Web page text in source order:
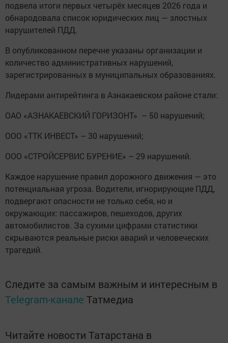
подвела итоги первых четырёх месяцев 2026 года и
обнародовала список юридических лиц — злостных
нарушителей ПДД.
В опубликованном перечне указаны организации и
количество административных нарушений,
зарегистрированных в муниципальных образованиях.
Лидерами антирейтинга в Азнакаевском районе стали:
ОАО «АЗНАКАЕВСКИЙ ГОРИЗОНТ» – 50 нарушений;
ООО «ТТК ИНВЕСТ» – 30 нарушений;
ООО «СТРОЙСЕРВИС БУРЕНИЕ» – 29 нарушений.
Каждое нарушение правил дорожного движения — это
потенциальная угроза. Водители, игнорирующие ПДД,
подвергают опасности не только себя, но и
окружающих: пассажиров, пешеходов, других
автомобилистов. За сухими цифрами статистики
скрываются реальные риски аварий и человеческих
трагедий.
Следите за самым важным и интересным в
Telegram-канале Татмедиа
Читайте новости Татарстана в